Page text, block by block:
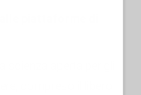
piattaforme di
aperta per gli
compreso il libero